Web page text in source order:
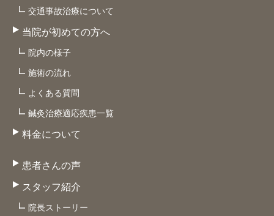
交通事故治療について
当院が初めての方へ
院内の様子
施術の流れ
よくある質問
鍼灸治療適応疾患一覧
料金について
患者さんの声
スタッフ紹介
院長ストーリー